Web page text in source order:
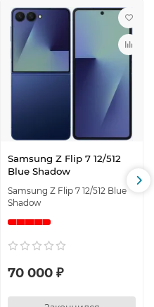
Samsung Z Flip 7 12/512
Blue Shadow
Samsung Z Flip 7 12/512 Blue
Shadow
70 000 ₽